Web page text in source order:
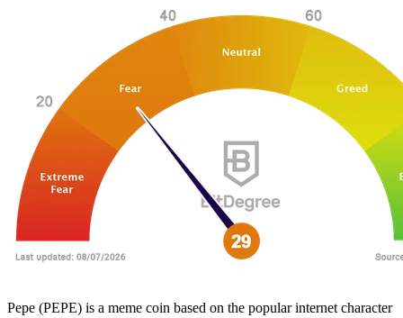
Pepe (PEPE) is a meme coin based on the popular internet character